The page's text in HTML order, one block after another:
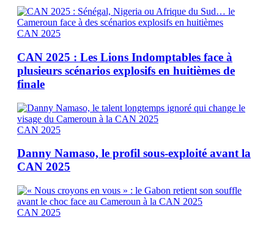
CAN 2025
CAN 2025 : Les Lions Indomptables face à
plusieurs scénarios explosifs en huitièmes de
finale
CAN 2025
Danny Namaso, le profil sous-exploité avant la
CAN 2025
CAN 2025